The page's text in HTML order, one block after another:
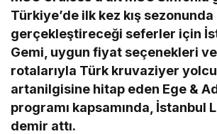
Türkiye’de ilk kez kış sezonunda
gerçekleştireceği seferler için
Gemi, uygun fiyat seçenekleri
rotalarıyla Türk kruvaziyer
artanilgisine hitap eden Ege &
programı kapsamında , İstanbul
demir attı.